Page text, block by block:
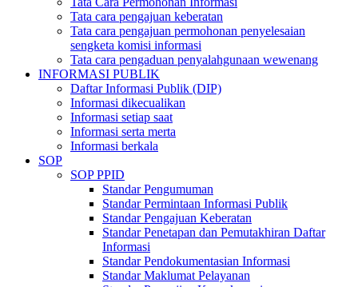
Tata cara pengajuan keberatan
Tata cara pengajuan permohonan penyelesaian
sengketa komisi informasi
Tata cara pengaduan penyalahgunaan wewenang
INFORMASI PUBLIK
Daftar Informasi Publik (DIP)
Informasi dikecualikan
Informasi setiap saat
Informasi serta merta
Informasi berkala
SOP
SOP PPID
Standar Pengumuman
Standar Permintaan Informasi Publik
Standar Pengajuan Keberatan
Standar Penetapan dan Pemutakhiran Daftar
Informasi
Standar Pendokumentasian Informasi
Standar Maklumat Pelayanan